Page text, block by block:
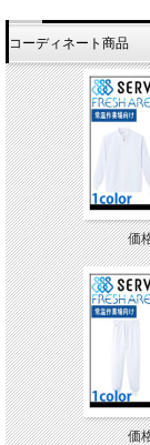
コーディネート商品
価
価